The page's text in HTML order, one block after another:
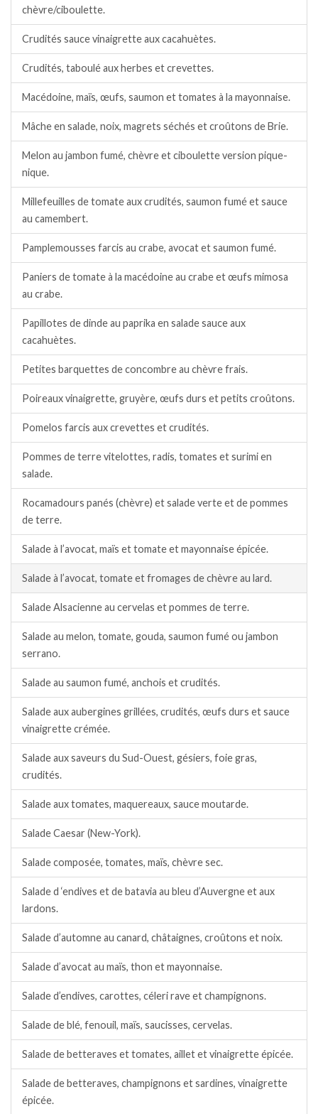
chèvre/ciboulette.
Crudités sauce vinaigrette aux cacahuètes.
Crudités, taboulé aux herbes et crevettes.
Macédoine, maïs, œufs, saumon et tomates à la mayonnaise.
Mâche en salade, noix, magrets séchés et croûtons de Brie.
Melon au jambon fumé, chèvre et ciboulette version pique-
nique.
Millefeuilles de tomate aux crudités, saumon fumé et sauce
au camembert.
Pamplemousses farcis au crabe, avocat et saumon fumé.
Paniers de tomate à la macédoine au crabe et œufs mimosa
au crabe.
Papillotes de dinde au paprika en salade sauce aux
cacahuètes.
Petites barquettes de concombre au chèvre frais.
Poireaux vinaigrette, gruyère, œufs durs et petits croûtons.
Pomelos farcis aux crevettes et crudités.
Pommes de terre vitelottes, radis, tomates et surimi en
salade.
Rocamadours panés (chèvre) et salade verte et de pommes
de terre.
Salade à l’avocat, maïs et tomate et mayonnaise épicée.
Salade à l’avocat, tomate et fromages de chèvre au lard.
Salade Alsacienne au cervelas et pommes de terre.
Salade au melon, tomate, gouda, saumon fumé ou jambon
serrano.
Salade au saumon fumé, anchois et crudités.
Salade aux aubergines grillées, crudités, œufs durs et sauce
vinaigrette crémée.
Salade aux saveurs du Sud-Ouest, gésiers, foie gras,
crudités.
Salade aux tomates, maquereaux, sauce moutarde.
Salade Caesar (New-York).
Salade composée, tomates, maïs, chèvre sec.
Salade d ‘endives et de batavia au bleu d’Auvergne et aux
lardons.
Salade d’automne au canard, châtaignes, croûtons et noix.
Salade d’avocat au maïs, thon et mayonnaise.
Salade d’endives, carottes, céleri rave et champignons.
Salade de blé, fenouil, maïs, saucisses, cervelas.
Salade de betteraves et tomates, aillet et vinaigrette épicée.
Salade de betteraves, champignons et sardines, vinaigrette
épicée.